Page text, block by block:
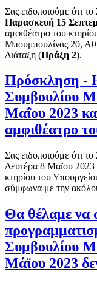
Σας ειδοποιούμε ότι
Παρασκευή 15
αμφιθέατρο του
Μπουμπουλίνας 20,
Διάταξη (Πράξη 2).
Πρόσκληση -
Συμβουλίου
Μαΐου 2023
αμφιθέατρο
Σας ειδοποιούμε ότι
Δευτέρα 8 Μαϊου 2023
κτηρίου του
σύμφωνα με την
Θα θέλαμε να
Συμβουλίου
Μάϊου 2023